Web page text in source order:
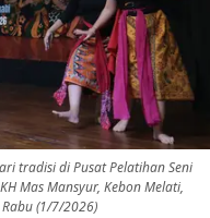
tradisi di Pusat Pelatihan Seni
Mas Mansyur, Kebon Melati,
(1/7/2026)